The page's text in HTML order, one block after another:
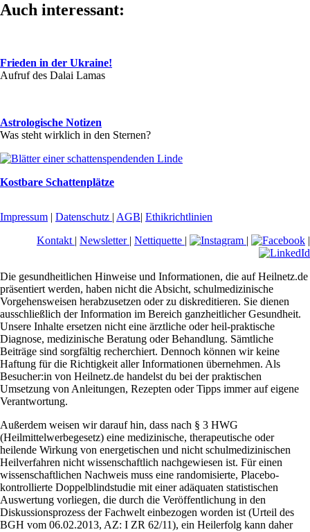
Auch interessant:
Frieden in der Ukraine!
Aufruf des Dalai Lamas
Astrologische Notizen
Was steht wirklich in den Sternen?
Kostbare Schattenplätze
Impressum | Datenschutz | AGB| Ethikrichtlinien
Kontakt | Newsletter | Nettiquette | | |
Die gesundheitlichen Hinweise und Informationen, die auf Heilnetz.de
präsentiert werden, haben nicht die Absicht, schulmedizinische
Vorgehensweisen herabzusetzen oder zu diskreditieren. Sie dienen
ausschließlich der Information im Bereich ganzheitlicher Gesundheit.
Unsere Inhalte ersetzen nicht eine ärztliche oder heil-praktische
Diagnose, medizinische Beratung oder Behandlung. Sämtliche
Beiträge sind sorgfältig recherchiert. Dennoch können wir keine
Haftung für die Richtigkeit aller Informationen übernehmen. Als
Besucher:in von Heilnetz.de handelst du bei der praktischen
Umsetzung von Anleitungen, Rezepten oder Tipps immer auf eigene
Verantwortung.
Außerdem weisen wir darauf hin, dass nach § 3 HWG
(Heilmittelwerbegesetz) eine medizinische, therapeutische oder
heilende Wirkung von energetischen und nicht schulmedizinischen
Heilverfahren nicht wissenschaftlich nachgewiesen ist. Für einen
wissenschaftlichen Nachweis muss eine randomisierte, Placebo-
kontrollierte Doppelblindstudie mit einer adäquaten statistischen
Auswertung vorliegen, die durch die Veröffentlichung in den
Diskussionsprozess der Fachwelt einbezogen worden ist (Urteil des
BGH vom 06.02.2013, AZ: I ZR 62/11), ein Heilerfolg kann daher